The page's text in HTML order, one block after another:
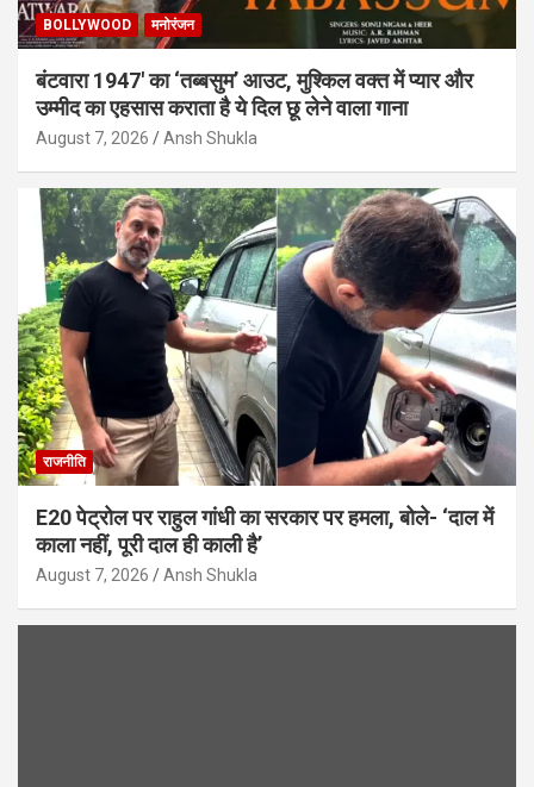
BOLLYWOOD मनोरंजन
बंटवारा 1947′ का ‘तब्बसुम’ आउट, मुश्किल वक्त में प्यार और
उम्मीद का एहसास कराता है ये दिल छू लेने वाला गाना
August 7, 2026 Ansh Shukla
राजनीति
E20 पेट्रोल पर राहुल गांधी का सरकार पर हमला, बोले- ‘दाल में
काला नहीं, पूरी दाल ही काली है’
August 7, 2026 Ansh Shukla